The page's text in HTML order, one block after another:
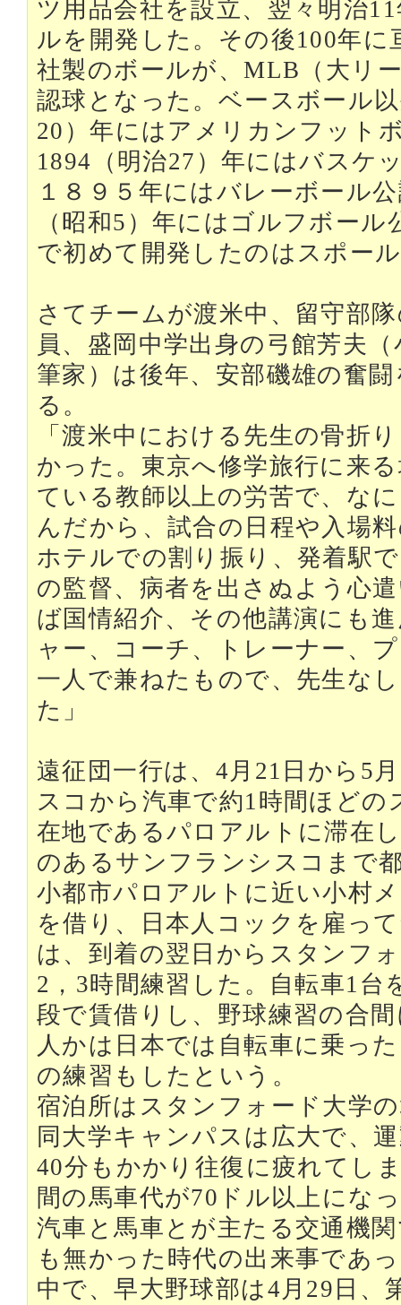
ツ用品会社を設立、翌々明治
ルを開発した。その後100年
社製のボールが、MLB（大リ
認球となった。ベースボール
20）年にはアメリカンフット
1894（明治27）年にはバスケ
１８９５年にはバレーボール
（昭和5）年にはゴルフボー
で初めて開発したのはスポー
さてチームが渡米中、留守部
員、盛岡中学出身の弓館芳夫
筆家）は後年、安部磯雄の奮
る。
「渡米中における先生の骨折
かった。東京へ修学旅行に来
ている教師以上の労苦で、な
んだから、試合の日程や入場
ホテルでの割り振り、発着駅
の監督、病者を出さぬよう心
ば国情紹介、その他講演にも
ャー、コーチ、トレーナー、
一人で兼ねたもので、先生な
た」
遠征団一行は、4月21日から5
スコから汽車で約1時間ほどの
在地であるパロアルトに滞在
のあるサンフランシスコまで
小都市パロアルトに近い小村
を借り、日本人コックを雇っ
は、到着の翌日からスタンフ
2，3時間練習した。自転車1台
段で賃借りし、野球練習の合
人かは日本では自転車に乗っ
の練習もしたという。
宿泊所はスタンフォード大学
同大学キャンパスは広大で、
40分もかかり往復に疲れてし
間の馬車代が70ドル以上にな
汽車と馬車とが主たる交通機
も無かった時代の出来事であ
中で、早大野球部は4月29日、